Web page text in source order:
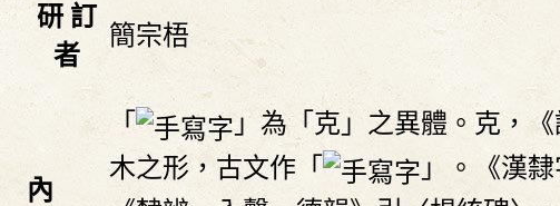
研 訂
者
簡宗梧
內
「 」為「克」之異體。克，
木之形，古文作「
」。《漢